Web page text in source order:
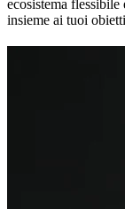
ecosistema flessibile
insieme ai tuoi